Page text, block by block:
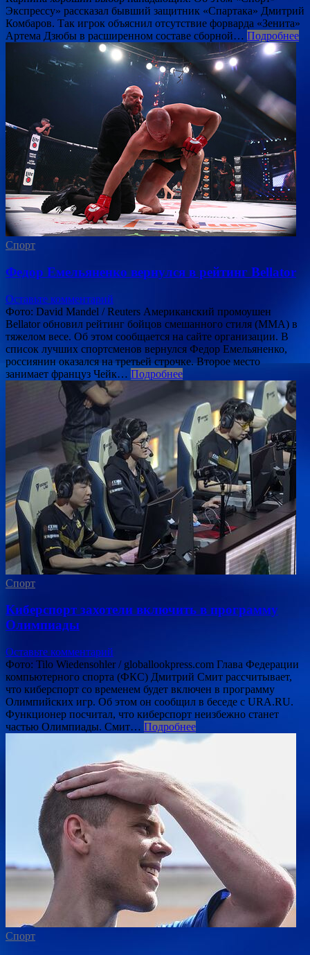
Экспрессу» рассказал бывший защитник «Спартака» Дмитрий
Комбаров. Так игрок объяснил отсутствие форварда «Зенита»
Артема Дзюбы в расширенном составе сборной… Подробнее
Спорт
Федор Емельяненко вернулся в рейтинг Bellator
Оставьте комментарий
Фото: David Mandel / Reuters Американский промоушен
Bellator обновил рейтинг бойцов смешанного стиля (MMA) в
тяжелом весе. Об этом сообщается на сайте организации. В
список лучших спортсменов вернулся Федор Емельяненко,
россиянин оказался на третьей строчке. Второе место
занимает француз Чейк… Подробнее
Спорт
Киберспорт захотели включить в программу
Олимпиады
Оставьте комментарий
Фото: Tilo Wiedensohler / globallookpress.com Глава Федерации
компьютерного спорта (ФКС) Дмитрий Смит рассчитывает,
что киберспорт со временем будет включен в программу
Олимпийских игр. Об этом он сообщил в беседе с URA.RU.
Функционер посчитал, что киберспорт неизбежно станет
частью Олимпиады. Смит… Подробнее
Спорт